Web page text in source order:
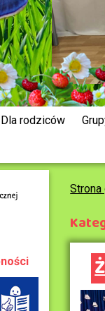
Dla rodziców
Strona